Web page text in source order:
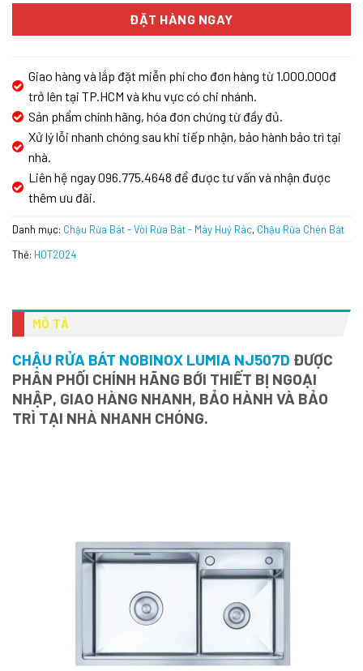
ĐẶT HÀNG NGAY
Giao hàng và lắp đặt miễn phí cho đơn hàng từ 1.000.000đ
trở lên tại TP.HCM và khu vực có chi nhánh.
Sản phẩm chính hãng, hóa đơn chứng từ đầy đủ.
Xử lý lỗi nhanh chóng sau khi tiếp nhận, bảo hành bảo trì tại
nhà.
Liên hệ ngay 096.775.4648 để được tư vấn và nhận được
thêm ưu đãi.
Danh mục: Chậu Rửa Bát - Vòi Rửa Bát - Máy Huỷ Rác, Chậu Rửa Chén Bát
Thẻ: HOT2024
MÔ TẢ
CHẬU RỬA BÁT NOBINOX LUMIA NJ507D ĐƯỢC
PHÂN PHỐI CHÍNH HÃNG BỚI THIẾT BỊ NGOẠI
NHẬP, GIAO HÀNG NHANH, BẢO HÀNH VÀ BẢO
TRÌ TẠI NHÀ NHANH CHÓNG.